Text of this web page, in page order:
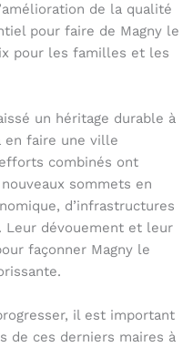
de la qualité
pour faire de Magny le
pour les familles et les
un héritage durable à
en faire une ville
combinés ont
sommets en
d’infrastructures
Leur dévouement et leur
façonner Magny le
il est important
de ces derniers maires à